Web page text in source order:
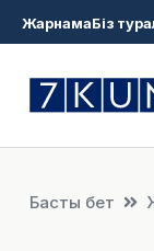
ЖарнамаБіз
Басты бет